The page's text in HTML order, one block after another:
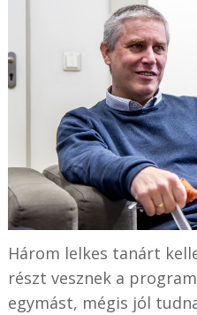
Három lelkes tanárt
részt vesznek a
egymást, mégis jól